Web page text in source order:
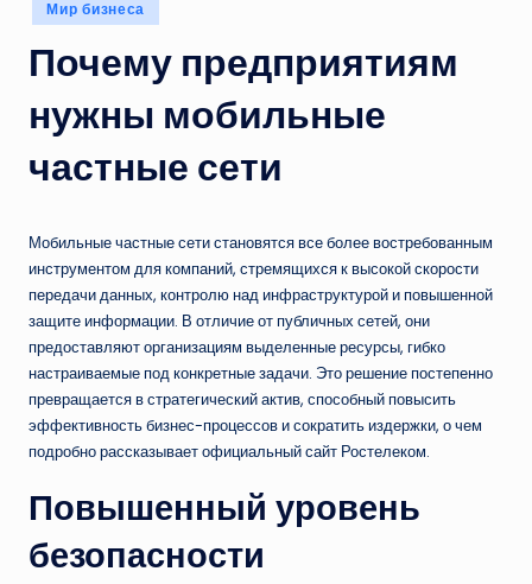
в
Мир бизнеса
Почему предприятиям
нужны мобильные
частные сети
Мобильные частные сети становятся все более востребованным
инструментом для компаний, стремящихся к высокой скорости
передачи данных, контролю над инфраструктурой и повышенной
защите информации. В отличие от публичных сетей, они
предоставляют организациям выделенные ресурсы, гибко
настраиваемые под конкретные задачи. Это решение постепенно
превращается в стратегический актив, способный повысить
эффективность бизнес-процессов и сократить издержки, о чем
подробно рассказывает официальный сайт Ростелеком.
Повышенный уровень
безопасности